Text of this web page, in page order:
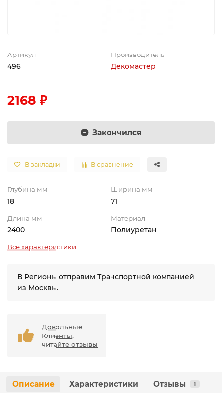
Артикул
496
Производитель
Декомастер
2168 ₽
Закончился
В закладки В сравнение
Глубина мм
18
Ширина мм
71
Длина мм
2400
Материал
Полиуретан
Все характеристики
В Регионы отправим Транспортной компанией
из Москвы.
Довольные
Клиенты,
читайте отзывы
Описание Характеристики Отзывы 1